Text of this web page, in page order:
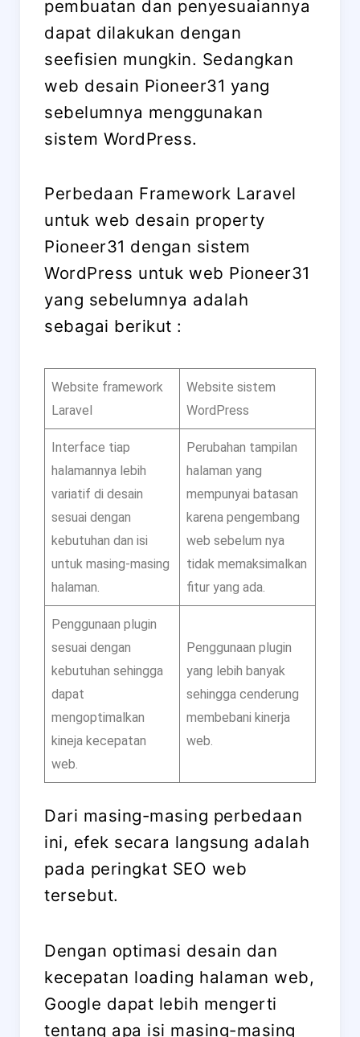
pembuatan dan penyesuaiannya
dapat dilakukan dengan
seefisien mungkin. Sedangkan
web desain Pioneer31 yang
sebelumnya menggunakan
sistem WordPress.
Perbedaan Framework Laravel
untuk web desain property
Pioneer31 dengan sistem
WordPress untuk web Pioneer31
yang sebelumnya adalah
sebagai berikut :
Website framework
Laravel
Website sistem
WordPress
Interface tiap
halamannya lebih
variatif di desain
sesuai dengan
kebutuhan dan isi
untuk masing-masing
halaman.
Perubahan tampilan
halaman yang
mempunyai batasan
karena pengembang
web sebelum nya
tidak memaksimalkan
fitur yang ada.
Penggunaan plugin
sesuai dengan
kebutuhan sehingga
dapat
mengoptimalkan
kineja kecepatan
web.
Penggunaan plugin
yang lebih banyak
sehingga cenderung
membebani kinerja
web.
Dari masing-masing perbedaan
ini, efek secara langsung adalah
pada peringkat SEO web
tersebut.
Dengan optimasi desain dan
kecepatan loading halaman web,
Google dapat lebih mengerti
tentang apa isi masing-masing